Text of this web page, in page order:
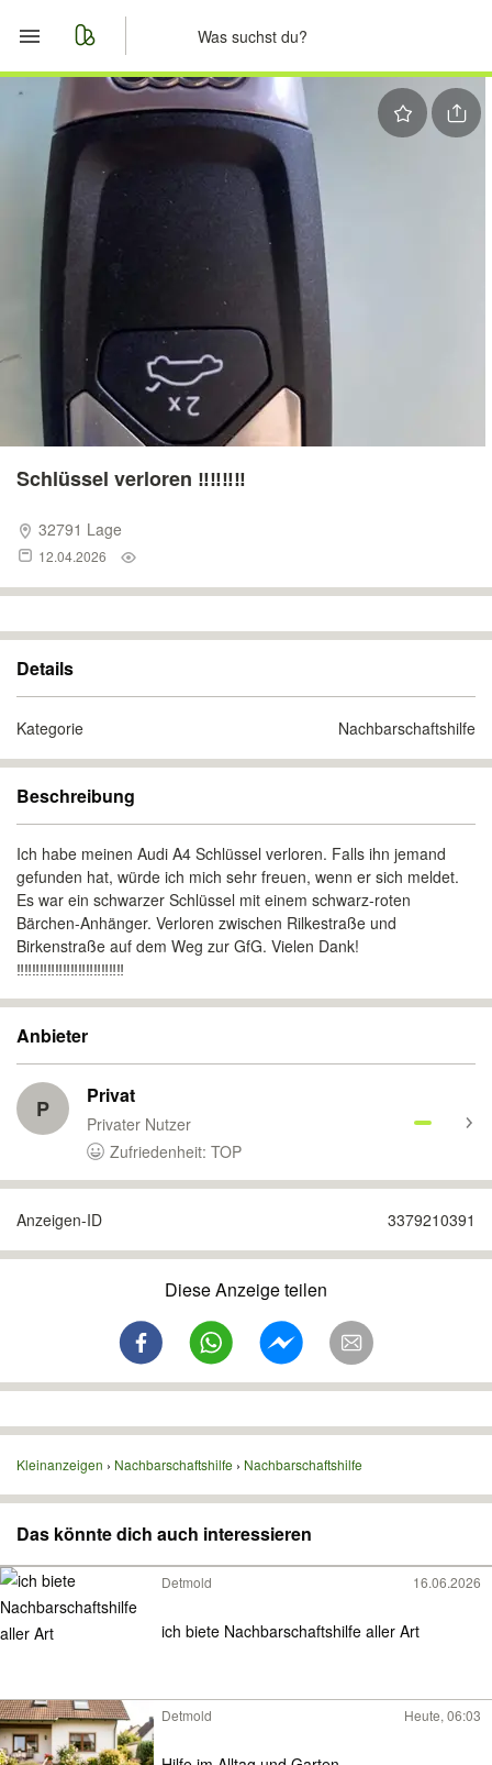
Merkliste
Nachrichten
Anzeige aufgeben
Schlüssel verloren ‼️‼️‼️‼️
32791 Lage
12.04.2026
Details
Kategorie Nachbarschaftshilfe
Beschreibung
Ich habe meinen Audi A4 Schlüssel verloren. Falls ihn jemand
gefunden hat, würde ich mich sehr freuen, wenn er sich meldet.
Es war ein schwarzer Schlüssel mit einem schwarz-roten
Bärchen-Anhänger. Verloren zwischen Rilkestraße und
Birkenstraße auf dem Weg zur GfG. Vielen Dank!
‼️‼️‼️‼️‼️‼️‼️‼️‼️‼️‼️‼️‼️‼️
Anbieter
P Privat
Privater Nutzer
Zufriedenheit: TOP
Anzeigen-ID 3379210391
Diese Anzeige teilen
Kleinanzeigen Nachbarschaftshilfe Nachbarschaftshilfe
Das könnte dich auch interessieren
Detmold 16.06.2026
ich biete Nachbarschaftshilfe aller Art
Detmold Heute, 06:03